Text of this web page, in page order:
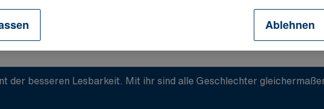
der besseren Lesbarkeit. Mit ihr sind alle Geschlechter
Ablehnen